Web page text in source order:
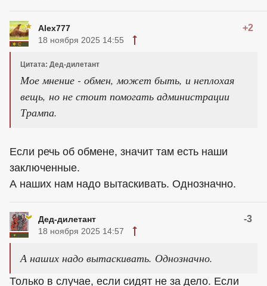
Alex777 +2
18 ноября 2025 14:55
Цитата: Дед-дилетант
Мое мнение - обмен, может быть, и неплохая
вещь, но не стоит помогать администрации
Трампа.
Если речь об обмене, значит там есть наши
заключенные.
А наших нам надо вытаскивать. Однозначно.
Дед-дилетант -3
18 ноября 2025 14:57
А наших надо вытаскивать. Однозначно.
Только в случае, если сидят не за дело. Если